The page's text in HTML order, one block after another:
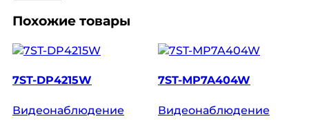
Похожие товары
7ST-DP4215W
Видеонаблюдение
7ST-MP7A404W
Видеонаблюдение